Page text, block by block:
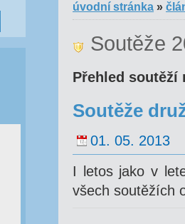
úvodní stránka »
Soutěže
Přehled soutěží
Soutěže
01. 05. 2013
I letos jako v
všech soutěžích